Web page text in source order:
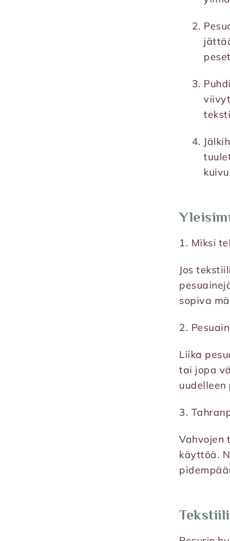
1. Miksi
Jos
sopiva
2.
Liika
tai jopa
3.
Vahvojen
käyttöä.